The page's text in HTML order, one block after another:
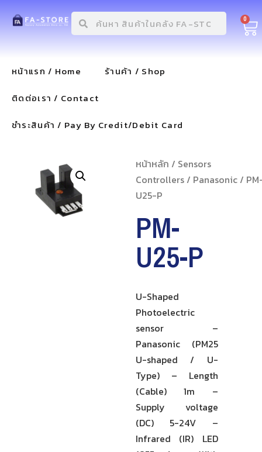
0
หน้าแรก / Home
ร้านค้า / Shop
ติดต่อเรา / Contact
ชำระสินค้า / Pay By Credit/Debit Card
หน้าหลัก / Sensors
Controllers/ Panasonic/
U25-P
PM-
U25-P
U-Shaped
Photoelectric
sensor –
Panasonic (PM25
U-shaped / U-
Type) – Length
(Cable) 1m –
Supply voltage
(DC) 5-24V –
Infrared (IR) LED